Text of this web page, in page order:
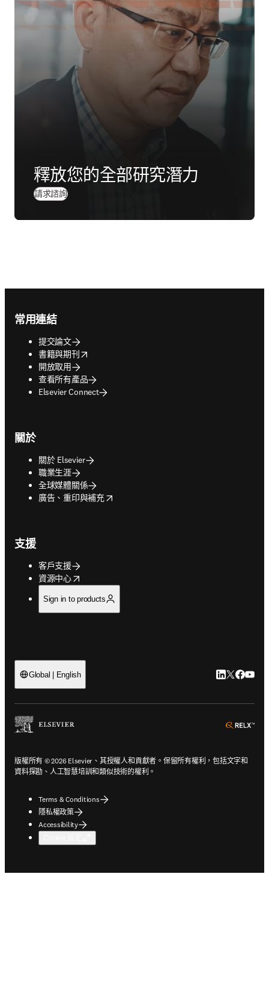
釋放您的全部研究潛力
請求諮詢
常用連結
提交論文
書籍與期刊
opens in new tab/window
開放取用
查看所有產品
Elsevier Connect
關於
關於 Elsevier
職業生涯
全球媒體關係
廣告、重印與補充
opens in new tab/window
支援
客戶支援
資源中心
opens in new tab/window
Sign in to products
Global | English LinkedIn 打
Twitter 打
版權所有 © 2026 Elsevier、其授權人和貢獻者。保留所有權利，包括文字和
資料探勘、人工智慧培訓和類似技術的權利。
Terms & Conditions
隱私權政策
Accessibility